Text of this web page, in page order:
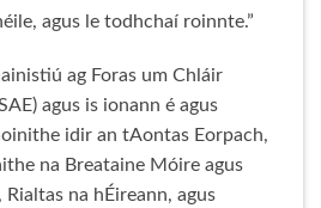
agus le todhchaí roinnte.”
ag Foras um Chláir
agus is ionann é agus
idir an tAontas Eorpach,
na Breataine Móire agus
na hÉireann, agus